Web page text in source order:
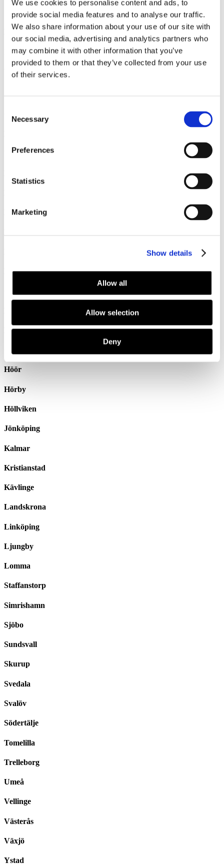
We use cookies to personalise content and ads, to
provide social media features and to analyse our traffic.
We also share information about your use of our site with
our social media, advertising and analytics partners who
may combine it with other information that you’ve
provided to them or that they’ve collected from your use
of their services.
Selection
Necessary
Preferences
Statistics
Marketing
Show details
Allow all
Allow selection
Deny
Begär gratis offert
För övriga tjänster, begär en gratis offert redan idag.
Vi finns på följande orter
Göteborg
Uppsala
Bjuv
Eslöv
Hässleholm
Höör
Hörby
Höllviken
Jönköping
Kalmar
Kristianstad
Kävlinge
Landskrona
Linköping
Ljungby
Lomma
Staffanstorp
Simrishamn
Sjöbo
Sundsvall
Skurup
Svedala
Svalöv
Södertälje
Tomelilla
Trelleborg
Umeå
Vellinge
Västerås
Växjö
Ystad